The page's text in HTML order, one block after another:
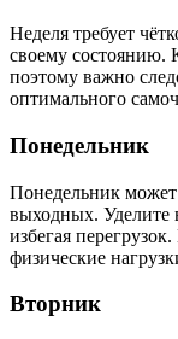
Неделя требует
своему состоянию.
поэтому важно
оптимального
Понедельник
Понедельник может
выходных. Уделите
избегая
физические
Вторник